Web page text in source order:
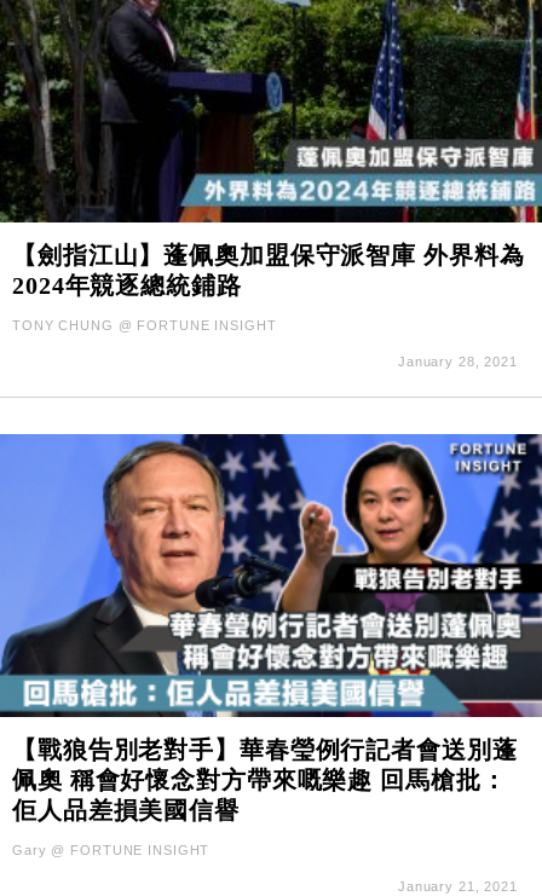
【劍指江山】蓬佩奧加盟保守派智庫 外界料為
2024年競逐總統鋪路
TONY CHUNG @ FORTUNE INSIGHT
January 28, 2021
【戰狼告別老對手】華春瑩例行記者會送別蓬
佩奧 稱會好懷念對方帶來嘅樂趣 回馬槍批：
佢人品差損美國信譽
Gary @ FORTUNE INSIGHT
January 21, 2021